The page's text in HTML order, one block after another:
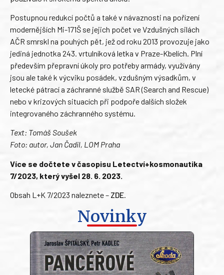
Postupnou redukcí počtů a také v návaznosti na pořízení
modernějších Mi-171Š se jejich počet ve Vzdušných silách
AČR smrskl na pouhých pět, jež od roku 2013 provozuje jako
jediná jednotka 243. vrtulníková letka v Praze-Kbelích. Plní
především přepravní úkoly pro potřeby armády, využívány
jsou ale také k výcviku posádek, vzdušným výsadkům, v
letecké pátrací a záchranné službě SAR (Search and Rescue)
nebo v krizových situacích při podpoře dalších složek
integrovaného záchranného systému.
Text: Tomáš Soušek
Foto: autor, Jan Čadil, LOM Praha
Více se dočtete v časopisu Letectví+kosmonautika
7/2023, který vyšel 28. 6. 2023.
Obsah L+K 7/2023 naleznete – ZDE.
Novinky